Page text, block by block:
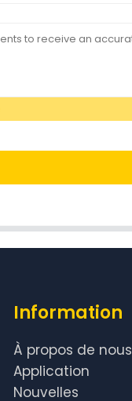
Information
À propos de nous
Application
Nouvelles